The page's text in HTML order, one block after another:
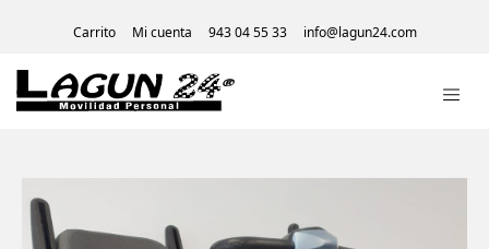
Carrito Mi cuenta 943 04 55 33 info@lagun24.com